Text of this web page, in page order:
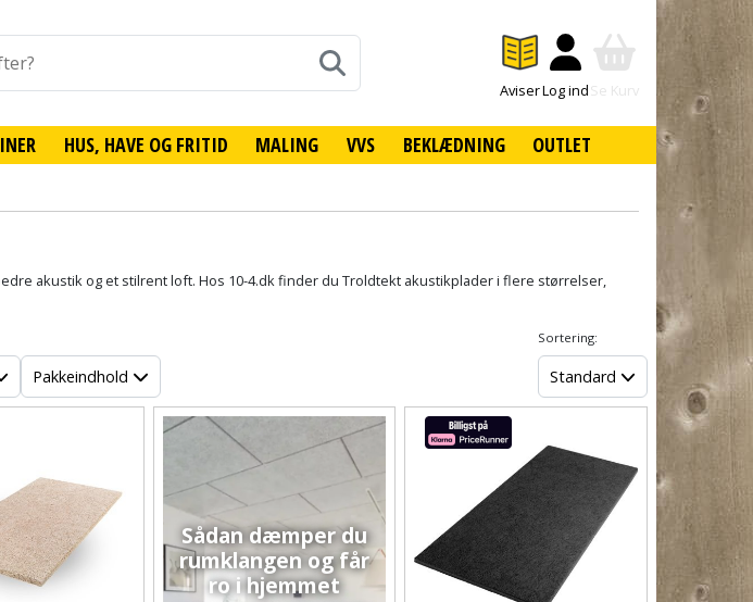
HUS, HAVE OG FRITID MALING VVS BEKLÆDNING OUTLET
AviserLog indSe Kurv
akustik og et stilrent loft. Hos 10-4.dk finder du Troldtekt akustikplader i flere størrelser,
Pakkeindhold
Sortering:
Standard
Sådan dæmper du
rumklangen og får
ro i hjemmet